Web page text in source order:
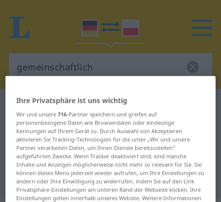
Deutsch-Polnisch Wörterbuch
Deutsch-Polnisch Übersetzung für
"gemeinschaftlich"
"gemeinschaftlich" Polnisch
Übersetzung
Ihre Privatsphäre ist uns wichtig
Wir und unsere716-Partner speichern und greifen auf
personenbezogene Daten wie Browserdaten oder eindeutige
Kennungen auf Ihrem Gerät zu. Durch Auswahl von Akzeptieren
aktivieren Sie Tracking-Technologien für die unter „Wir und unsere
Partner verarbeiten Daten, um Ihnen Dienste bereitzustellen“
aufgeführten Zwecke. Wenn Tracker deaktiviert sind, sind manche
Inhalte und Anzeigen möglicherweise nicht mehr so relevant für Sie. Sie
können dieses Menü jederzeit wieder aufrufen, um Ihre Einstellungen zu
ändern oder Ihre Einwilligung zu widerrufen, indem Sie auf den Link
Privatsphäre-Einstellungen am unteren Rand der Webseite klicken. Ihre
Einstellungen gelten innerhalb unseres Website. Weitere Informationen